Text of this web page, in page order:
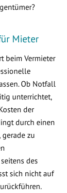
Mieter
beim Vermieter
Ob Notfall
unterrichtet,
der
durch einen
zu
des
sich nicht auf